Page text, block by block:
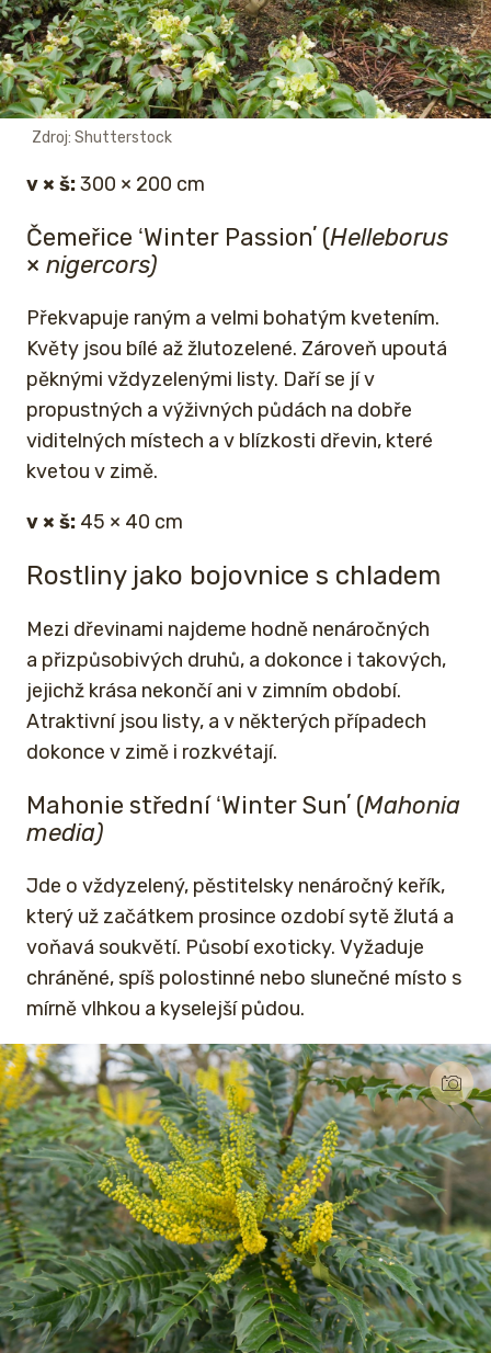
Zdroj: Shutterstock
v × š:300 × 200 cm
Čemeřice ʻWinter Passionʼ (Helleborus
× nigercors)
Překvapuje raným a velmi bohatým kvetením.
Květy jsou bílé až žlutozelené. Zároveň upoutá
pěknými vždyzelenými listy. Daří se jí v
propustných a výživných půdách na dobře
viditelných místech a v blízkosti dřevin, které
kvetou v zimě.
v × š: 45 × 40 cm
Rostliny jako bojovnice s chladem
Mezi dřevinami najdeme hodně nenáročných
a přizpůsobivých druhů, a dokonce i takových,
jejichž krása nekončí ani v zimním období.
Atraktivní jsou listy, a v některých případech
dokonce v zimě i rozkvétají.
Mahonie střední ʻWinter Sunʼ (Mahonia
media)
Jde o vždyzelený, pěstitelsky nenáročný keřík,
který už začátkem prosince ozdobí sytě žlutá a
voňavá soukvětí. Působí exoticky. Vyžaduje
chráněné, spíš polostinné nebo slunečné místo s
mírně vlhkou a kyselejší půdou.